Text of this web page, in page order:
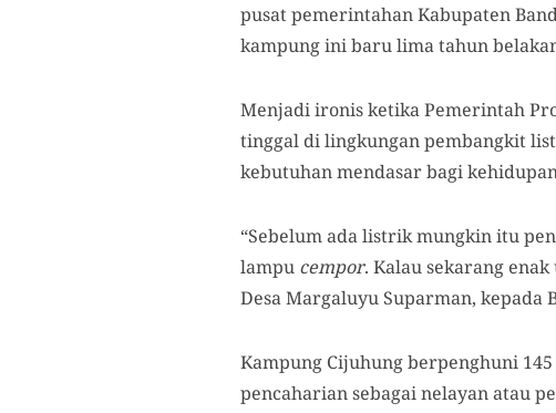
pusat pemerintahan Kabupaten
kampung ini baru lima tahun
Menjadi ironis ketika Pemerintah
tinggal di lingkungan pembangkit
kebutuhan mendasar bagi
“Sebelum ada listrik mungkin itu
lampu cempor. Kalau sekarang
Desa Margaluyu Suparman, kepada
Kampung Cijuhung berpenghuni
pencaharian sebagai nelayan atau